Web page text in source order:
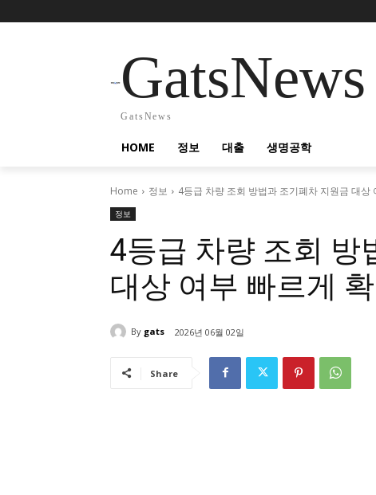
GatsNews
GatsNews
HOME 정보 대출 생명공학
Home 정보 4등급 차량 조회 방법과 조기폐차 지원금 대상
정보
4등급 차량 조회 방
대상 여부 빠르게
By gats 2026년 06월 02일
Share